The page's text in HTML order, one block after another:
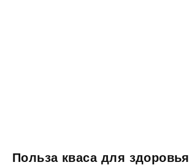
Польза кваса для здоровья